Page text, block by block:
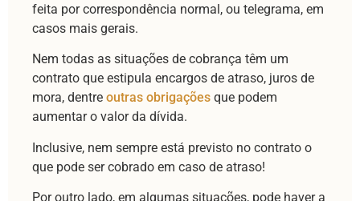
feita por correspondência normal, ou telegrama, em
casos mais gerais.
Nem todas as situações de cobrança têm um
contrato que estipula encargos de atraso, juros de
mora, dentre outras obrigações que podem
aumentar o valor da dívida.
Inclusive, nem sempre está previsto no contrato o
que pode ser cobrado em caso de atraso!
Por outro lado, em algumas situações, pode haver a